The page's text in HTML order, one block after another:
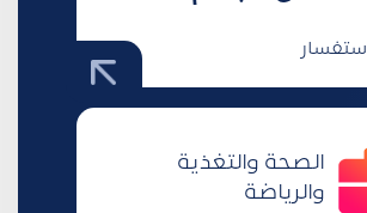
استفسار
الصحة والتغذية
والرياضة